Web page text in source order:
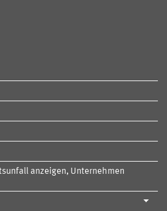
anzeigen, Unternehmen